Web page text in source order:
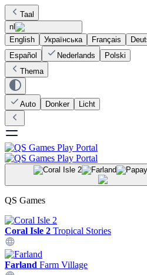
Taal
nl
English
Українська Français
Español
Nederlands
Polski
Thema
Auto Donker Licht
QS Games
Coral Isle 2 Tropical Stories
Farland Farm Village